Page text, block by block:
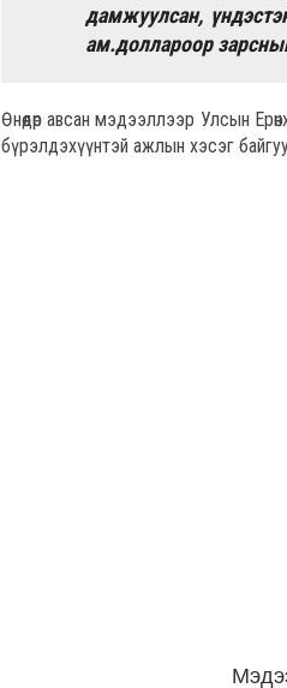
дамжуулсан,
ам.доллароор
Өнөөдөр авсан мэдээллээр Улсын
бүрэлдэхүүнтэй ажлын хэсэг